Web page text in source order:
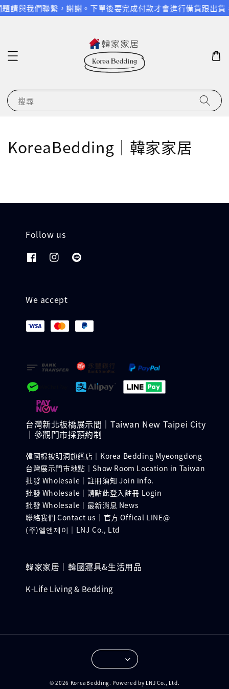
請與我們聯繫，謝謝。 下單後要完成付款才會進行備貨跟出貨
搜尋
KoreaBedding｜韓家家居
Follow us
We accept
台灣新北板橋展示間｜Taiwan New Taipei City
｜參觀門市採預約制
韓國棉被明洞旗艦店｜Korea Bedding Myeongdong
台灣展示門市地點｜Show Room Location in Taiwan
批發 Wholesale｜註冊須知 Join info.
批發 Wholesale｜請點此登入註冊 Login
批發 Wholesale｜最新消息 News
聯絡我們 Contact us｜官方 Offical LINE@
(주)엘앤제이｜LNJ Co., Ltd
韓家家居｜韓國寢具&生活用品
K-Life Living & Bedding
© 2026 KoreaBedding. Powered by LNJ Co., Ltd.